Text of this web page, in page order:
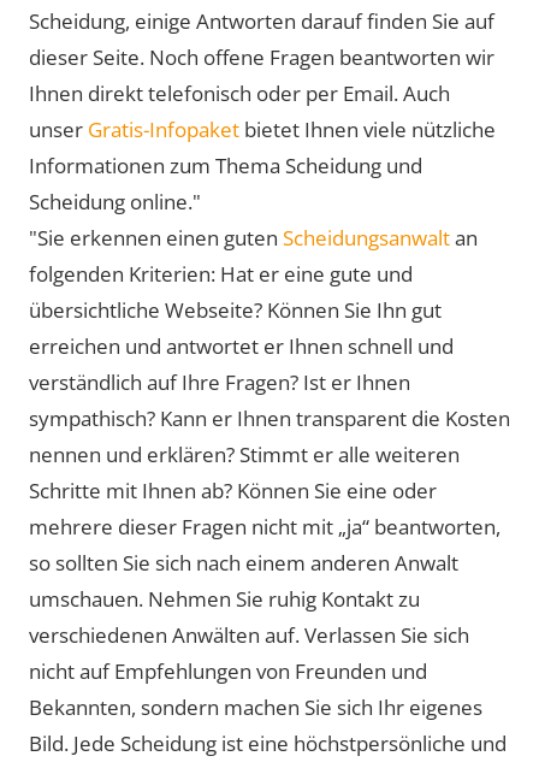
Scheidung, einige Antworten darauf finden Sie auf
dieser Seite. Noch offene Fragen beantworten wir
Ihnen direkt telefonisch oder per Email. Auch
unser Gratis-Infopaket bietet Ihnen viele nützliche
Informationen zum Thema Scheidung und
Scheidung online."
"Sie erkennen einen guten Scheidungsanwaltan
folgenden Kriterien: Hat er eine gute und
übersichtliche Webseite? Können Sie Ihn gut
erreichen und antwortet er Ihnen schnell und
verständlich auf Ihre Fragen? Ist er Ihnen
sympathisch? Kann er Ihnen transparent die Kosten
nennen und erklären? Stimmt er alle weiteren
Schritte mit Ihnen ab? Können Sie eine oder
mehrere dieser Fragen nicht mit „ja“ beantworten,
so sollten Sie sich nach einem anderen Anwalt
umschauen. Nehmen Sie ruhig Kontakt zu
verschiedenen Anwälten auf. Verlassen Sie sich
nicht auf Empfehlungen von Freunden und
Bekannten, sondern machen Sie sich Ihr eigenes
Bild. Jede Scheidung ist eine höchstpersönliche und